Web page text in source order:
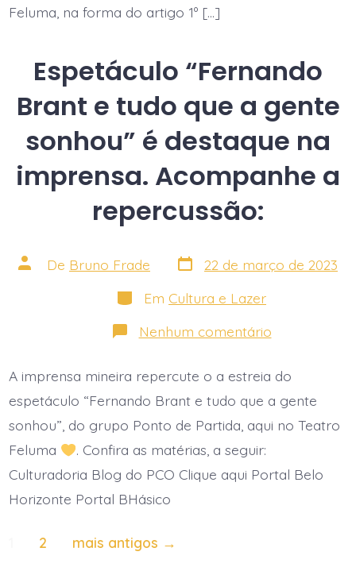
Feluma, na forma do artigo 1º […]
Espetáculo “Fernando
Brant e tudo que a gente
sonhou” é destaque na
imprensa. Acompanhe a
repercussão:
Autor
do
De Bruno Frade Data
do
22 de março de 2023
Categorias
Em Cultura e Lazer
Nenhum comentárioem
Espetáculo
Brant
e
tudo
que
a
destaque
A imprensa mineira repercute o a estreia do
espetáculo “Fernando Brant e tudo que a gente
sonhou”, do grupo Ponto de Partida, aqui no Teatro
Feluma
. Confira as matérias, a seguir:
Culturadoria Blog do PCO Clique aqui Portal Belo
Horizonte Portal BHásico
Paginação
2 mais antigos →